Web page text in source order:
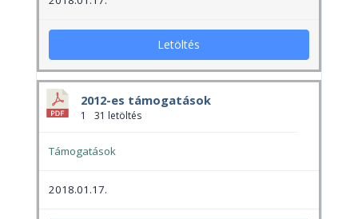
Letöltés
2012-es támogatások
1 31 letöltés
Támogatások
2018.01.17.